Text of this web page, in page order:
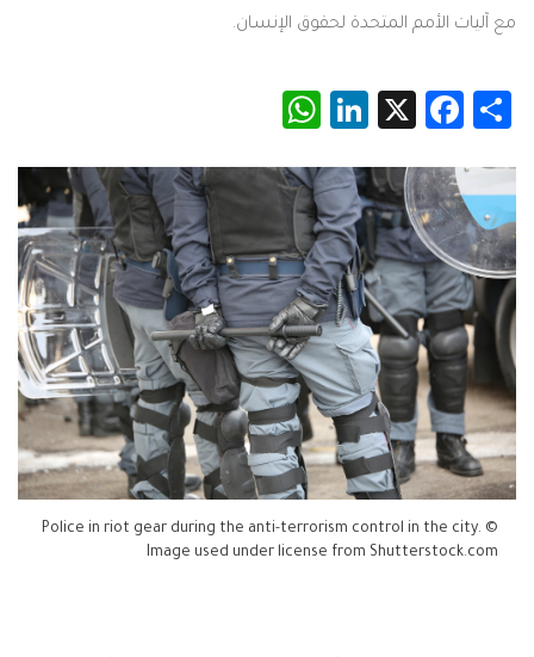
مع آليات الأمم المتحدة لحقوق الإنسان.
Share
Facebook
X
LinkedIn
Police in riot gear during the anti-terrorism control in the city. ©
Image used under license from Shutterstock.com